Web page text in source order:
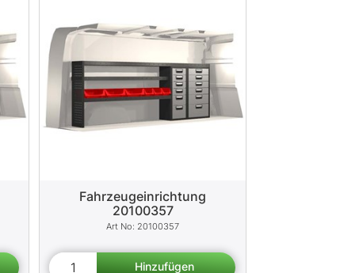
Fahrzeugeinrichtung
20100357
20100357